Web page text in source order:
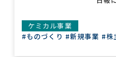
ケミカル事業
#ものづくり #新規事業 #株